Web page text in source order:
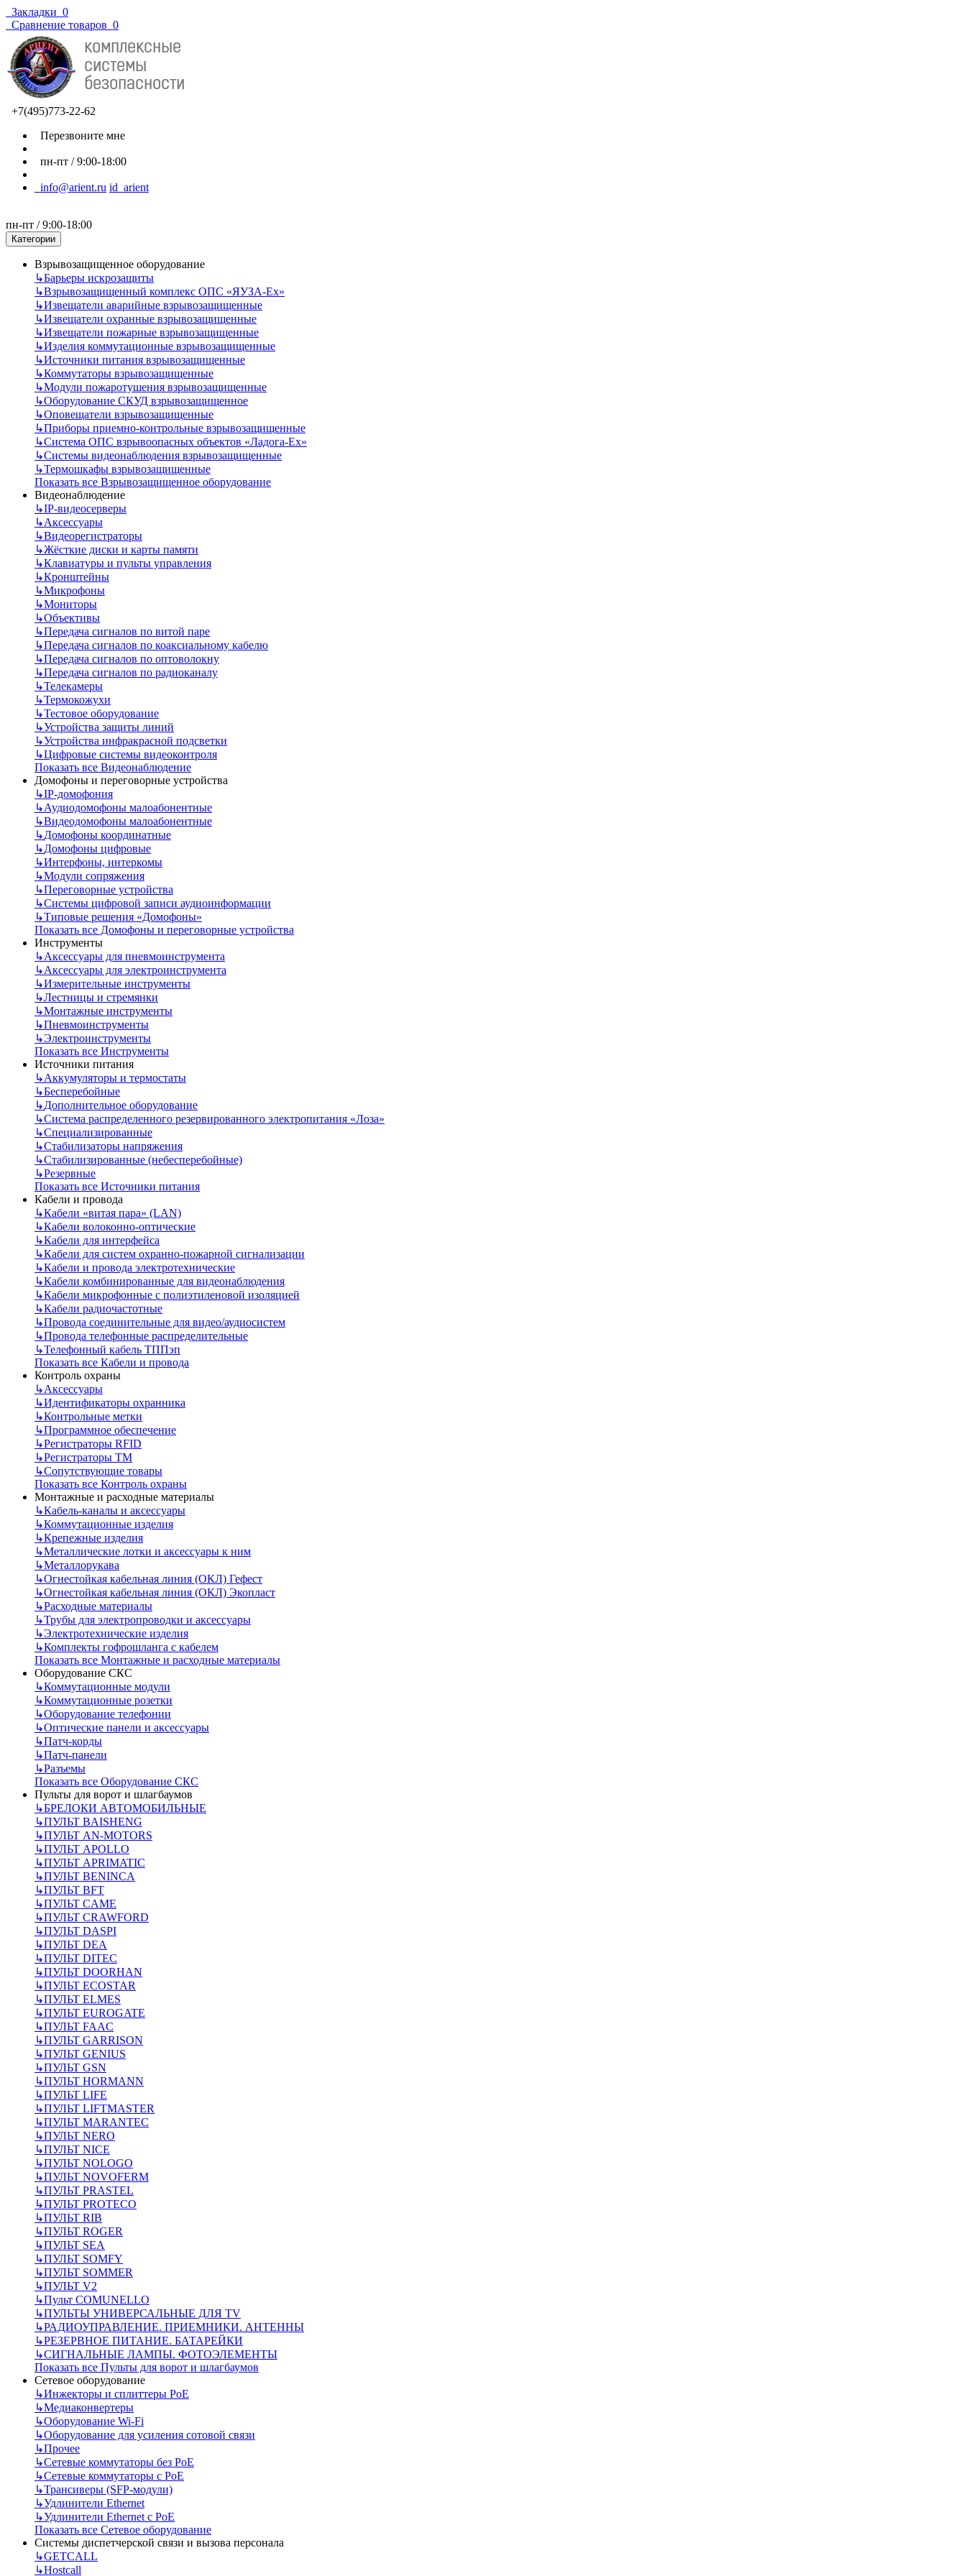
Закладки 0
Сравнение товаров 0
+7(495)773-22-62
Перезвоните мне
пн-пт / 9:00-18:00
info@arient.ru id_arient
пн-пт / 9:00-18:00
Категории
Взрывозащищенное оборудование
↳Барьеры искрозащиты
↳Взрывозащищенный комплекс ОПС «ЯУЗА-Ех»
↳Извещатели аварийные взрывозащищенные
↳Извещатели охранные взрывозащищенные
↳Извещатели пожарные взрывозащищенные
↳Изделия коммутационные взрывозащищенные
↳Источники питания взрывозащищенные
↳Коммутаторы взрывозащищенные
↳Модули пожаротушения взрывозащищенные
↳Оборудование СКУД взрывозащищенное
↳Оповещатели взрывозащищенные
↳Приборы приемно-контрольные взрывозащищенные
↳Система ОПС взрывоопасных объектов «Ладога-Ex»
↳Системы видеонаблюдения взрывозащищенные
↳Термошкафы взрывозащищенные
Показать все Взрывозащищенное оборудование
Видеонаблюдение
↳IP-видеосерверы
↳Аксессуары
↳Видеорегистраторы
↳Жёсткие диски и карты памяти
↳Клавиатуры и пульты управления
↳Кронштейны
↳Микрофоны
↳Мониторы
↳Объективы
↳Передача сигналов по витой паре
↳Передача сигналов по коаксиальному кабелю
↳Передача сигналов по оптоволокну
↳Передача сигналов по радиоканалу
↳Телекамеры
↳Термокожухи
↳Тестовое оборудование
↳Устройства защиты линий
↳Устройства инфракрасной подсветки
↳Цифровые системы видеоконтроля
Показать все Видеонаблюдение
Домофоны и переговорные устройства
↳IP-домофония
↳Аудиодомофоны малоабонентные
↳Видеодомофоны малоабонентные
↳Домофоны координатные
↳Домофоны цифровые
↳Интерфоны, интеркомы
↳Модули сопряжения
↳Переговорные устройства
↳Системы цифровой записи аудиоинформации
↳Типовые решения «Домофоны»
Показать все Домофоны и переговорные устройства
Инструменты
↳Аксессуары для пневмоинструмента
↳Аксессуары для электроинструмента
↳Измерительные инструменты
↳Лестницы и стремянки
↳Монтажные инструменты
↳Пневмоинструменты
↳Электроинструменты
Показать все Инструменты
Источники питания
↳Аккумуляторы и термостаты
↳Бесперебойные
↳Дополнительное оборудование
↳Система распределенного резервированного электропитания «Лоза»
↳Специализированные
↳Стабилизаторы напряжения
↳Стабилизированные (небесперебойные)
↳Резервные
Показать все Источники питания
Кабели и провода
↳Кабели «витая пара» (LAN)
↳Кабели волоконно-оптические
↳Кабели для интерфейса
↳Кабели для систем охранно-пожарной сигнализации
↳Кабели и провода электротехнические
↳Кабели комбинированные для видеонаблюдения
↳Кабели микрофонные с полиэтиленовой изоляцией
↳Кабели радиочастотные
↳Провода соединительные для видео/аудиосистем
↳Провода телефонные распределительные
↳Телефонный кабель ТППэп
Показать все Кабели и провода
Контроль охраны
↳Аксессуары
↳Идентификаторы охранника
↳Контрольные метки
↳Программное обеспечение
↳Регистраторы RFID
↳Регистраторы ТМ
↳Сопутствующие товары
Показать все Контроль охраны
Монтажные и расходные материалы
↳Кабель-каналы и аксессуары
↳Коммутационные изделия
↳Крепежные изделия
↳Металлические лотки и аксессуары к ним
↳Металлорукава
↳Огнестойкая кабельная линия (ОКЛ) Гефест
↳Огнестойкая кабельная линия (ОКЛ) Экопласт
↳Расходные материалы
↳Трубы для электропроводки и аксессуары
↳Электротехнические изделия
↳Комплекты гофрошланга с кабелем
Показать все Монтажные и расходные материалы
Оборудование СКС
↳Коммутационные модули
↳Коммутационные розетки
↳Оборудование телефонии
↳Оптические панели и аксессуары
↳Патч-корды
↳Патч-панели
↳Разъемы
Показать все Оборудование СКС
Пульты для ворот и шлагбаумов
↳БРЕЛОКИ АВТОМОБИЛЬНЫЕ
↳ПУЛЬТ BAISHENG
↳ПУЛЬТ AN-MOTORS
↳ПУЛЬТ APOLLO
↳ПУЛЬТ APRIMATIC
↳ПУЛЬТ BENINCA
↳ПУЛЬТ BFT
↳ПУЛЬТ CAME
↳ПУЛЬТ CRAWFORD
↳ПУЛЬТ DASPI
↳ПУЛЬТ DEA
↳ПУЛЬТ DITEC
↳ПУЛЬТ DOORHAN
↳ПУЛЬТ ECOSTAR
↳ПУЛЬТ ELMES
↳ПУЛЬТ EUROGATE
↳ПУЛЬТ FAAC
↳ПУЛЬТ GARRISON
↳ПУЛЬТ GENIUS
↳ПУЛЬТ GSN
↳ПУЛЬТ HORMANN
↳ПУЛЬТ LIFE
↳ПУЛЬТ LIFTMASTER
↳ПУЛЬТ MARANTEC
↳ПУЛЬТ NERO
↳ПУЛЬТ NICE
↳ПУЛЬТ NOLOGO
↳ПУЛЬТ NOVOFERM
↳ПУЛЬТ PRASTEL
↳ПУЛЬТ PROTECO
↳ПУЛЬТ RIB
↳ПУЛЬТ ROGER
↳ПУЛЬТ SEA
↳ПУЛЬТ SOMFY
↳ПУЛЬТ SOMMER
↳ПУЛЬТ V2
↳Пульт СOMUNELLO
↳ПУЛЬТЫ УНИВЕРСАЛЬНЫЕ ДЛЯ TV
↳РАДИОУПРАВЛЕНИЕ. ПРИЕМНИКИ. АНТЕННЫ
↳РЕЗЕРВНОЕ ПИТАНИЕ. БАТАРЕЙКИ
↳СИГНАЛЬНЫЕ ЛАМПЫ. ФОТОЭЛЕМЕНТЫ
Показать все Пульты для ворот и шлагбаумов
Сетевое оборудование
↳Инжекторы и сплиттеры РоЕ
↳Медиаконвертеры
↳Оборудование Wi-Fi
↳Оборудование для усиления сотовой связи
↳Прочее
↳Сетевые коммутаторы без РоЕ
↳Сетевые коммутаторы с РоЕ
↳Трансиверы (SFP-модули)
↳Удлинители Ethernet
↳Удлинители Ethernet с PoE
Показать все Сетевое оборудование
Системы диспетчерской связи и вызова персонала
↳GETCALL
↳Hostcall